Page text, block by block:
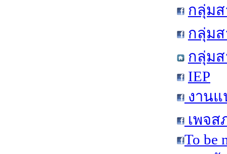
กลุ่ม
กลุ่ม
กลุ่มส
IEP
งาน
เพจส
To be